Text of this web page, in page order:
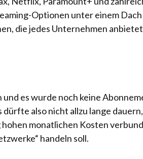
Optionen unter einem
die jedes Unternehmen
es wurde noch keine
also nicht allzu lange
monatlichen Kosten
handeln soll.